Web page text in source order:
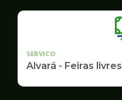
SERVICO
Alvará - Feiras livres